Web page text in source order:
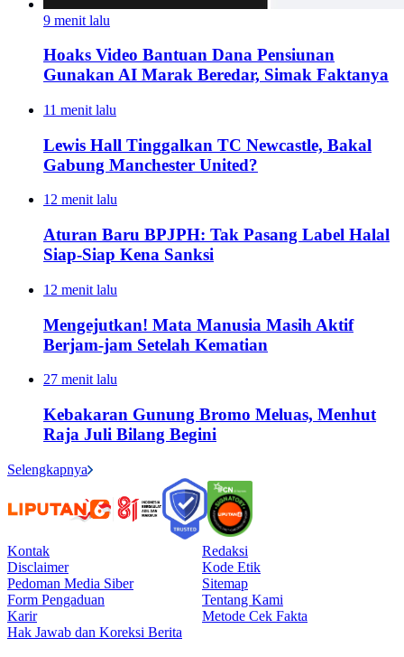
9 menit lalu
Hoaks Video Bantuan Dana Pensiunan
Gunakan AI Marak Beredar, Simak Faktanya
11 menit lalu
Lewis Hall Tinggalkan TC Newcastle, Bakal
Gabung Manchester United?
12 menit lalu
Aturan Baru BPJPH: Tak Pasang Label Halal
Siap-Siap Kena Sanksi
12 menit lalu
Mengejutkan! Mata Manusia Masih Aktif
Berjam-jam Setelah Kematian
27 menit lalu
Kebakaran Gunung Bromo Meluas, Menhut
Raja Juli Bilang Begini
Selengkapnya
Kontak
Redaksi
Disclaimer
Kode Etik
Pedoman Media Siber
Sitemap
Form Pengaduan
Tentang Kami
Karir
Metode Cek Fakta
Hak Jawab dan Koreksi Berita